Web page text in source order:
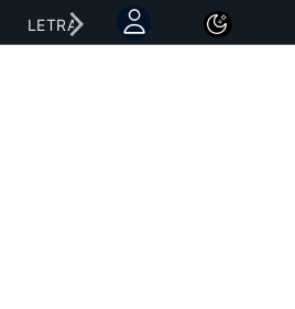
LETRAS NOTICIAS